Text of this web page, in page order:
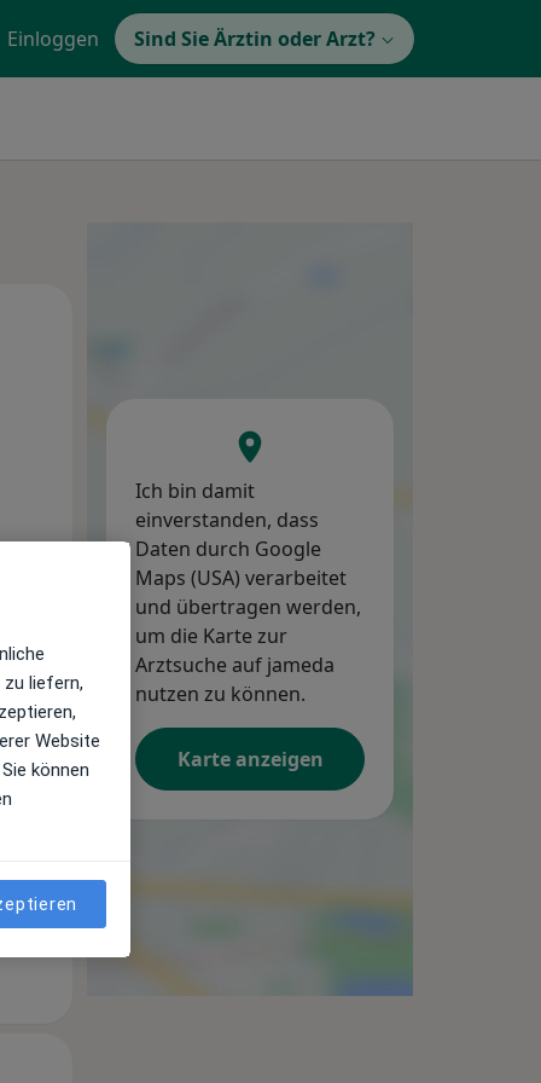
Einloggen Sind Sie Ärztin oder Arzt?
Di,
11 Aug
Mi, Do,
Ich bin damit
einverstanden, dass
Daten durch Google
Maps (USA) verarbeitet
und übertragen werden,
um die Karte zur
Arztsuche auf jameda
nutzen zu können.
Karte anzeigen
liefern,
Website
können